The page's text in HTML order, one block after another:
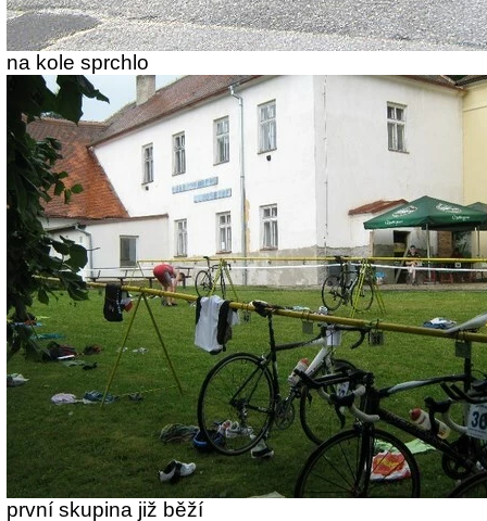
na kole sprchlo
první skupina již běží